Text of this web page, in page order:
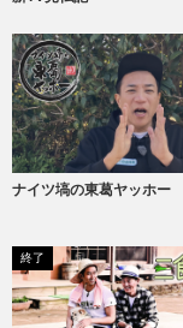
ナイツ塙の東葛ヤッホー
終了